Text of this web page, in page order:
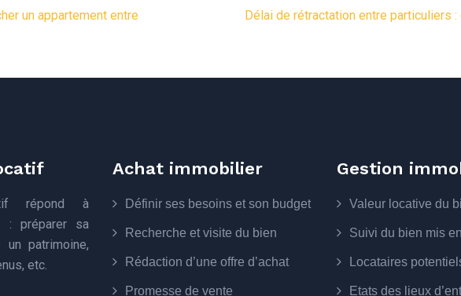
un appartement entre
Délai de rétractation entre particuliers :
répond à
: préparer sa
un patrimoine,
etc.
Achat immobilier
Définir ses besoins et son budget
Recherche et visite du bien
Rédaction d’une offre d’achat
Promesse de vente
Gestion
Valeur locative du
Suivi du bien mis
Locataires
Etats des lieux